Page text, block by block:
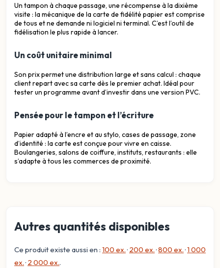
Un tampon à chaque passage, une récompense à la dixième
visite : la mécanique de la carte de fidélité papier est comprise
de tous et ne demande ni logiciel ni terminal. C’est l’outil de
fidélisation le plus rapide à lancer.
Un coût unitaire minimal
Son prix permet une distribution large et sans calcul : chaque
client repart avec sa carte dès le premier achat. Idéal pour
tester un programme avant d’investir dans une version PVC.
Pensée pour le tampon et l’écriture
Papier adapté à l’encre et au stylo, cases de passage, zone
d’identité : la carte est conçue pour vivre en caisse.
Boulangeries, salons de coiffure, instituts, restaurants : elle
s’adapte à tous les commerces de proximité.
Autres quantités disponibles
Ce produit existe aussi en : 100 ex.· 200 ex.·800 ex.·1 000
ex.· 2 000 ex..